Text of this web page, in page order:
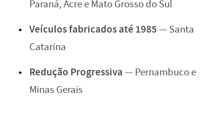
Paraná, Acre e Mato Grosso do Sul
Veículos fabricados até 1985— Santa
Catarina
Redução Progressiva— Pernambuco e
Minas Gerais